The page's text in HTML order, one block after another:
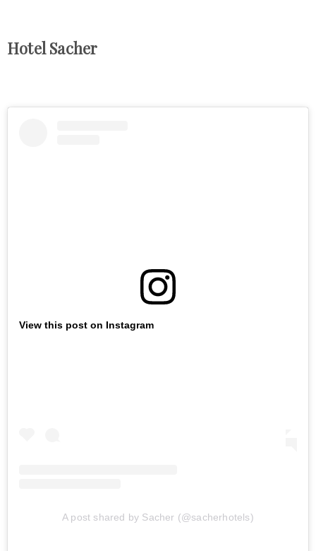
Hotel Sacher
View this post on Instagram
A post shared by Sacher (@sacherhotels)